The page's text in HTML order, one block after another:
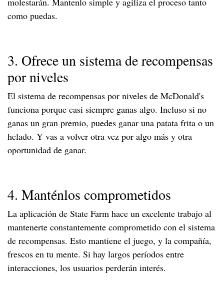
como puedas.
3. Ofrece un sistema de recompensas
por niveles
El sistema de recompensas por niveles de McDonald's
funciona porque casi siempre ganas algo. Incluso si no
ganas un gran premio, puedes ganar una patata frita o un
helado. Y vas a volver otra vez por algo más y otra
oportunidad de ganar.
4. Manténlos comprometidos
La aplicación de State Farm hace un excelente trabajo al
mantenerte constantemente comprometido con el sistema
de recompensas. Esto mantiene el juego, y la compañía,
frescos en tu mente. Si hay largos períodos entre
interacciones, los usuarios perderán interés.